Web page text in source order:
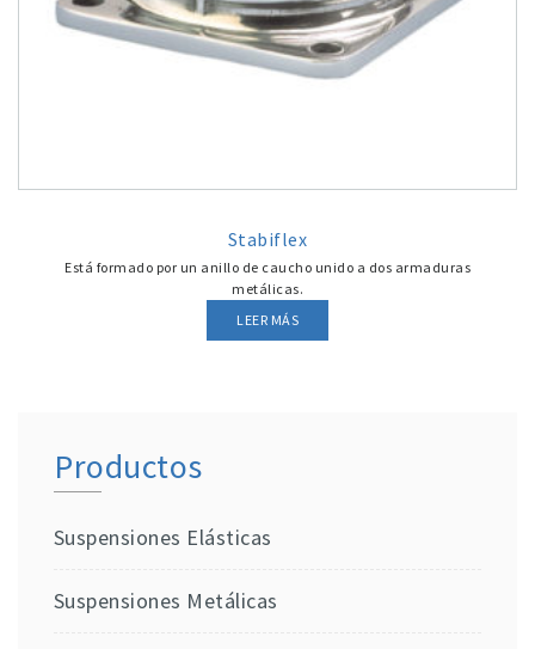
Stabiflex
Está formado por un anillo de caucho unido a dos armaduras
metálicas.
LEER MÁS
Productos
Suspensiones Elásticas
Suspensiones Metálicas